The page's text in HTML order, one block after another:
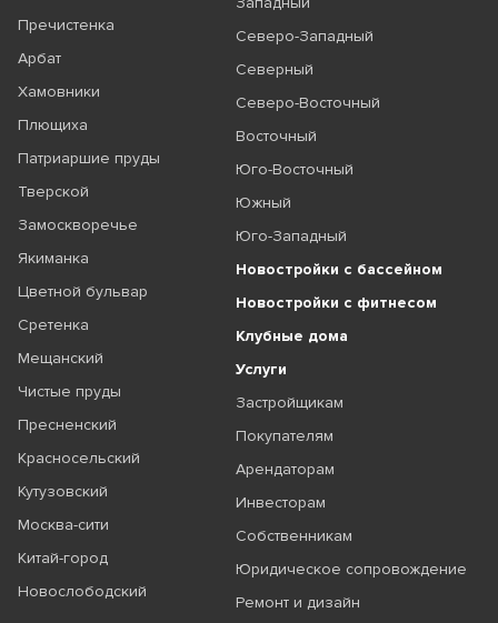
Пречистенка
Арбат
Хамовники
Плющиха
Патриаршие пруды
Тверской
Замоскворечье
Якиманка
Цветной бульвар
Сретенка
Мещанский
Чистые пруды
Пресненский
Красносельский
Кутузовский
Москва-сити
Китай-город
Новослободский
Северо-Западный
Северный
Северо-Восточный
Восточный
Юго-Восточный
Южный
Юго-Западный
Новостройки с бассейном
Новостройки с фитнесом
Клубные дома
Услуги
Застройщикам
Покупателям
Арендаторам
Инвесторам
Собственникам
Юридическое сопровождение
Ремонт и дизайн